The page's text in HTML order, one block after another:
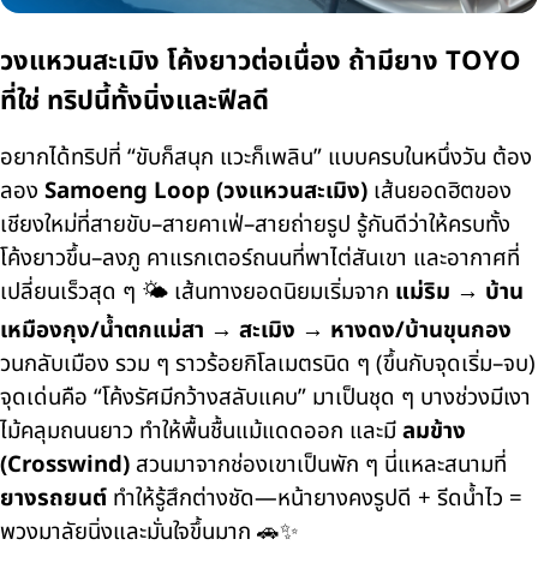
วงแหวนสะเมิง โค้งยาวต่อเนื่อง ถ้ามียาง TOYO
ที่ใช่ ทริปนี้ทั้งนิ่งและฟีลดี
อยากได้ทริปที่ “ขับก็สนุก แวะก็เพลิน” แบบครบในหนึ่งวัน ต้อง
ลอง Samoeng Loop (วงแหวนสะเมิง) เส้นยอดฮิตของ
เชียงใหม่ที่สายขับ–สายคาเฟ่–สายถ่ายรูป รู้กันดีว่าให้ครบทั้ง
โค้งยาวขึ้น–ลงภู คาแรกเตอร์ถนนที่พาไต่สันเขา และอากาศที่
เปลี่ยนเร็วสุด ๆ 🌤️ เส้นทางยอดนิยมเริ่มจาก แม่ริม → บ้าน
เหมืองกุง/น้ำตกแม่สา → สะเมิง → หางดง/บ้านขุนกอง
วนกลับเมือง รวม ๆ ราวร้อยกิโลเมตรนิด ๆ (ขึ้นกับจุดเริ่ม–จบ)
จุดเด่นคือ “โค้งรัศมีกว้างสลับแคบ” มาเป็นชุด ๆ บางช่วงมีเงา
ไม้คลุมถนนยาว ทำให้พื้นชื้นแม้แดดออก และมีลมข้าง
(Crosswind) สวนมาจากช่องเขาเป็นพัก ๆ นี่แหละสนามที่
ยางรถยนต์ ทำให้รู้สึกต่างชัด—หน้ายางคงรูปดี + รีดน้ำไว =
พวงมาลัยนิ่งและมั่นใจขึ้นมาก 🚗✨